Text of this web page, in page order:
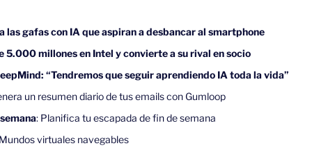
las gafas con IA que aspiran a desbancar al smartphone
5.000 millones en Intel y convierte a su rival en socio
“Tendremos que seguir aprendiendo IA toda la vida”
un resumen diario de tus emails con Gumloop
: Planifica tu escapada de fin de semana
virtuales navegables